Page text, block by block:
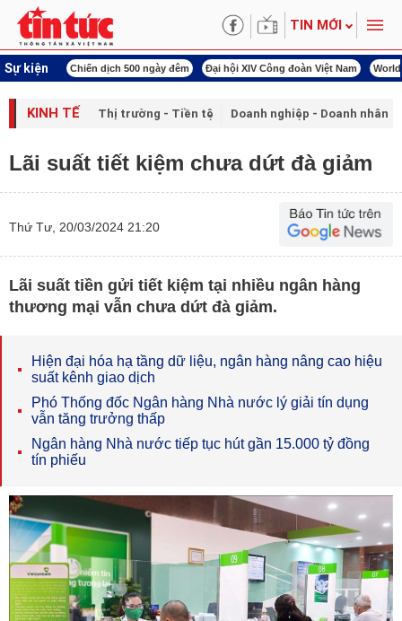
TIN MỚI
Sự kiện
ngày đêm Đại hội XIV Công đoàn Việt Nam World Cup 2026 Kỳ họp thứ
KINH TẾ Thị trường - Tiền tệ Doanh nghiệp - Doanh nhân
Lãi suất tiết kiệm chưa dứt đà giảm
Thứ Tư, 20/03/2024 21:20
Lãi suất tiền gửi tiết kiệm tại nhiều ngân hàng
thương mại vẫn chưa dứt đà giảm.
Hiện đại hóa hạ tầng dữ liệu, ngân hàng nâng cao hiệu
suất kênh giao dịch
Phó Thống đốc Ngân hàng Nhà nước lý giải tín dụng
vẫn tăng trưởng thấp
Ngân hàng Nhà nước tiếp tục hút gần 15.000 tỷ đồng
tín phiếu